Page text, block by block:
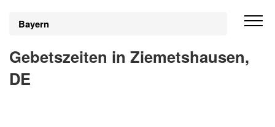
Bayern
Gebetszeiten in Ziemetshausen,
DE